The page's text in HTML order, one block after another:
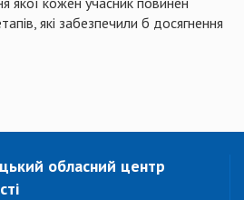
які забезпечили б досягнення
обласний центр